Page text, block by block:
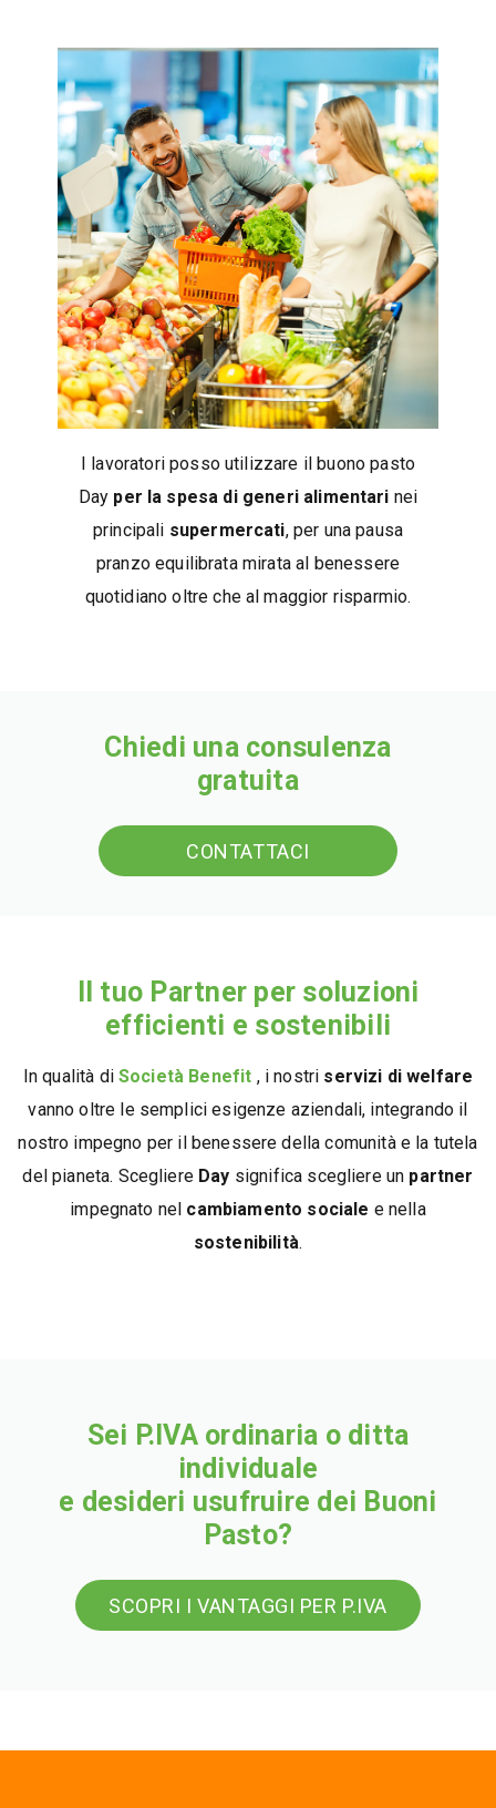
I lavoratori posso utilizzare il buono pasto
Day per la spesa di generi alimentari nei
principali supermercati, per una pausa
pranzo equilibrata mirata al benessere
quotidiano oltre che al maggior risparmio.
Chiedi una consulenza
gratuita
CONTATTACI
Il tuo Partner per soluzioni
efficienti e sostenibili
In qualità diSocietà Benefit , i nostri servizi di welfare
vanno oltre le semplici esigenze aziendali, integrando il
nostro impegno per il benessere della comunità e la tutela
del pianeta. Scegliere Day significa scegliere un partner
impegnato nel cambiamento sociale e nella
sostenibilità.
Sei P.IVA ordinaria o ditta
individuale
e desideri usufruire dei Buoni
Pasto?
SCOPRI I VANTAGGI PER P.IVA